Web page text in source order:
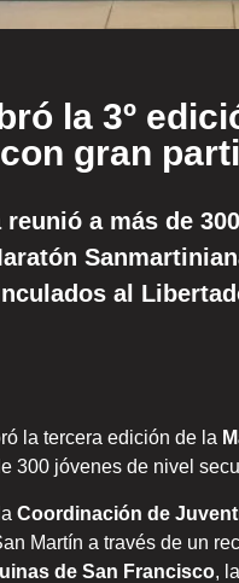
la 3º
gran
reunió a más de
al
la tercera edición de la
300 jóvenes de nivel
Coordinación de
Martín a través de un
de San Francisco, la